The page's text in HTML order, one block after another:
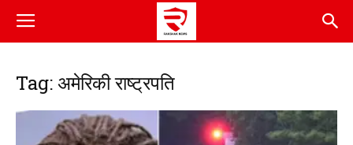
Tag: अमेरिकी राष्ट्रपति